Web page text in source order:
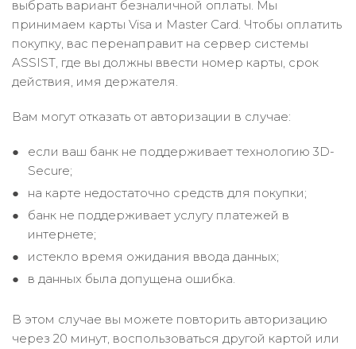
выбрать вариант безналичной оплаты. Мы
принимаем карты Visa и Master Card. Чтобы оплатить
покупку, вас перенаправит на сервер системы
ASSIST, где вы должны ввести номер карты, срок
действия, имя держателя.
Вам могут отказать от авторизации в случае:
если ваш банк не поддерживает технологию 3D-
Secure;
на карте недостаточно средств для покупки;
банк не поддерживает услугу платежей в
интернете;
истекло время ожидания ввода данных;
в данных была допущена ошибка.
В этом случае вы можете повторить авторизацию
через 20 минут, воспользоваться другой картой или